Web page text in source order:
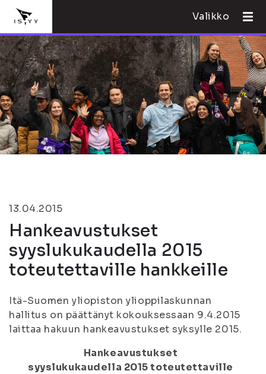
Valikko
13.04.2015
Hankeavustukset
syyslukukaudella 2015
toteutettaville hankkeille
Itä-Suomen yliopiston ylioppilaskunnan
hallitus on päättänyt kokouksessaan 9.4.2015
laittaa hakuun hankeavustukset syksylle 2015.
Hankeavustukset
syyslukukaudella 2015 toteutettaville